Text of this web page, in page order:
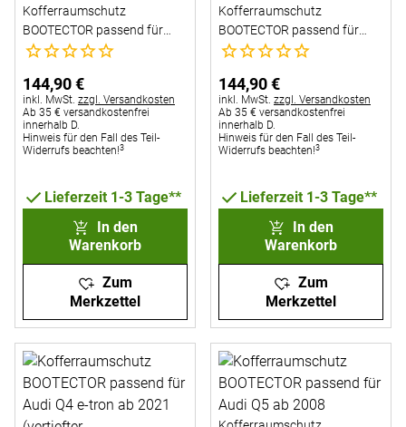
Kofferraumschutz
BOOTECTOR passend für
Audi Q3 Sportback ab
Noch keine Bewertungen abgegeben
144,90€
Steuerhinweis:
inkl. MwSt. zzgl. Versandkosten
Ab 35 € versandkostenfrei
innerhalb D.
Hinweis für den Fall des Teil-
Widerrufs beachten!3
Lieferzeit 1-3 Tage**
In den
Warenkorb
Zum
Merkzettel
Kofferraumschutz
BOOTECTOR passend für
Audi Q3 Sportback ab 2019-
Noch keine Bewertungen
144,90€
Steuerhinweis:
inkl. MwSt. zzgl. Versandkosten
Ab 35 € versandkostenfrei
innerhalb D.
Hinweis für den Fall des Teil-
Widerrufs beachten!3
Lieferzeit 1-3 Tage**
In den
Warenkorb
Zum
Merkzettel